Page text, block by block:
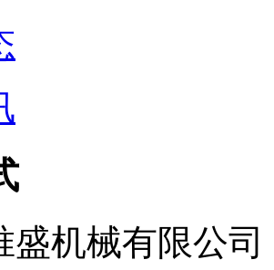
盛机械有限公司